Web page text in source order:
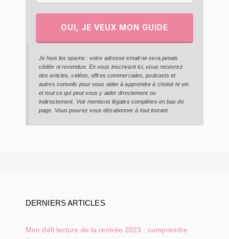
OUI, JE VEUX MON GUIDE
Je hais les spams : votre adresse email ne sera jamais
cédée ni revendue. En vous inscrivant ici, vous recevrez
des articles, vidéos, offres commerciales, podcasts et
autres conseils pour vous aider à apprendre à choisir le vin
et tout ce qui peut vous y aider directement ou
indirectement. Voir mentions légales complètes en bas de
page. Vous pouvez vous désabonner à tout instant.
DERNIERS ARTICLES
Mon défi lecture de la rentrée 2023 : comprendre